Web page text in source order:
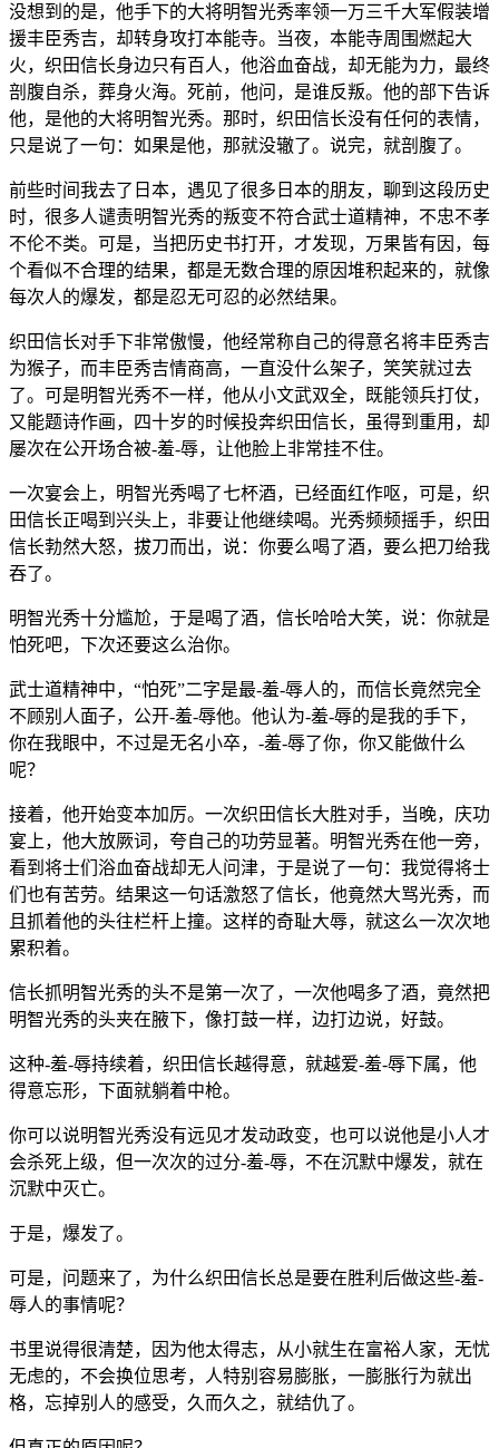
没想到的是，他手下的大将明智光秀率领一万三千大军假装增
援丰臣秀吉，却转身攻打本能寺。当夜，本能寺周围燃起大
火，织田信长身边只有百人，他浴血奋战，却无能为力，最终
剖腹自杀，葬身火海。死前，他问，是谁反叛。他的部下告诉
他，是他的大将明智光秀。那时，织田信长没有任何的表情，
只是说了一句：如果是他，那就没辙了。说完，就剖腹了。
前些时间我去了日本，遇见了很多日本的朋友，聊到这段历史
时，很多人谴责明智光秀的叛变不符合武士道精神，不忠不孝
不伦不类。可是，当把历史书打开，才发现，万果皆有因，每
个看似不合理的结果，都是无数合理的原因堆积起来的，就像
每次人的爆发，都是忍无可忍的必然结果。
织田信长对手下非常傲慢，他经常称自己的得意名将丰臣秀吉
为猴子，而丰臣秀吉情商高，一直没什么架子，笑笑就过去
了。可是明智光秀不一样，他从小文武双全，既能领兵打仗，
又能题诗作画，四十岁的时候投奔织田信长，虽得到重用，却
屡次在公开场合被-羞-辱，让他脸上非常挂不住。
一次宴会上，明智光秀喝了七杯酒，已经面红作呕，可是，织
田信长正喝到兴头上，非要让他继续喝。光秀频频摇手，织田
信长勃然大怒，拔刀而出，说：你要么喝了酒，要么把刀给我
吞了。
明智光秀十分尴尬，于是喝了酒，信长哈哈大笑，说：你就是
怕死吧，下次还要这么治你。
武士道精神中，“怕死”二字是最-羞-辱人的，而信长竟然完全
不顾别人面子，公开-羞-辱他。他认为-羞-辱的是我的手下，
你在我眼中，不过是无名小卒，-羞-辱了你，你又能做什么
呢？
接着，他开始变本加厉。一次织田信长大胜对手，当晚，庆功
宴上，他大放厥词，夸自己的功劳显著。明智光秀在他一旁，
看到将士们浴血奋战却无人问津，于是说了一句：我觉得将士
们也有苦劳。结果这一句话激怒了信长，他竟然大骂光秀，而
且抓着他的头往栏杆上撞。这样的奇耻大辱，就这么一次次地
累积着。
信长抓明智光秀的头不是第一次了，一次他喝多了酒，竟然把
明智光秀的头夹在腋下，像打鼓一样，边打边说，好鼓。
这种-羞-辱持续着，织田信长越得意，就越爱-羞-辱下属，他
得意忘形，下面就躺着中枪。
你可以说明智光秀没有远见才发动政变，也可以说他是小人才
会杀死上级，但一次次的过分-羞-辱，不在沉默中爆发，就在
沉默中灭亡。
于是，爆发了。
可是，问题来了，为什么织田信长总是要在胜利后做这些-羞-
辱人的事情呢？
书里说得很清楚，因为他太得志，从小就生在富裕人家，无忧
无虑的，不会换位思考，人特别容易膨胀，一膨胀行为就出
格，忘掉别人的感受，久而久之，就结仇了。